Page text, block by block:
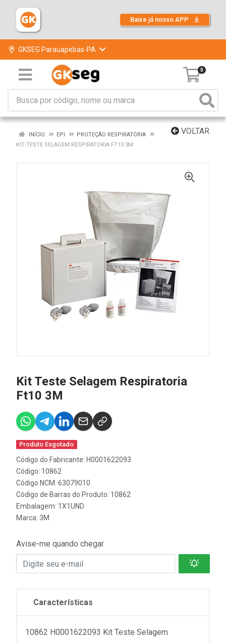
Baixe já nosso APP
GKSEG Parauapebas-PA
0
VOLTAR
INÍCIO EPI
PROTEÇÃO RESPIRATÓRIA
KIT TESTE SELAGEM RESPIRATORIA FT10 3M
Kit Teste Selagem Respiratoria
Ft10 3M
Produto Esgotado
Código do Fabricante: H0001622093
Código: 10862
Código NCM: 63079010
Código de Barras do Produto: 10862
Embalagem: 1X1UND
Marca: 3M
Avise-me quando chegar
Características
10862 H0001622093 Kit Teste Selagem